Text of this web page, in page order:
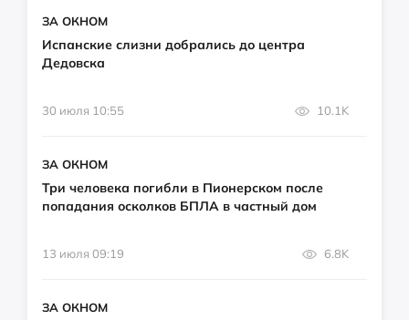
ЗА ОКНОМ
Испанские слизни добрались до центра
Дедовска
30 июля 10:55 10.1K
ЗА ОКНОМ
Три человека погибли в Пионерском после
попадания осколков БПЛА в частный дом
13 июля 09:19 6.8K
ЗА ОКНОМ